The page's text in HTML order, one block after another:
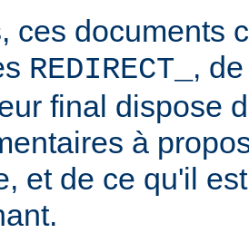
ces documents
REDIRECT_ ,
final dispose
à
et de ce qu'il